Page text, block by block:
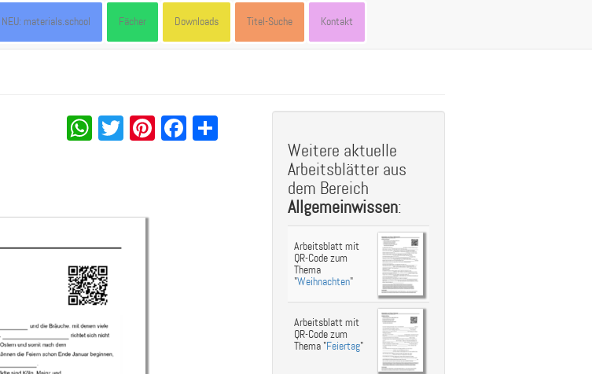
NEU: materials.school Fächer Downloads Titel-Suche Kontakt
WhatsApp
Twitter
Pinterest
Facebook
Share
Weitere aktuelle
Arbeitsblätter aus
dem Bereich
Allgemeinwissen:
Arbeitsblatt mit
QR-Code zum
Thema
"Weihnachten"
Arbeitsblatt mit
QR-Code zum
Thema "Feiertag"